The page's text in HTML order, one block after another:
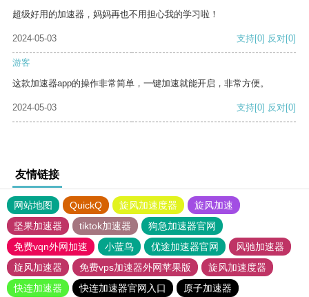
超级好用的加速器，妈妈再也不用担心我的学习啦！
2024-05-03 支持[0] 反对[0]
游客
这款加速器app的操作非常简单，一键加速就能开启，非常方便。
2024-05-03 支持[0] 反对[0]
友情链接
网站地图 QuickQ 旋风加速度器
旋风加速
坚果加速器
tiktok加速器
狗急加速器官网
免费vqn外网加速
小蓝鸟 优途加速器官网
风驰加速器
旋风加速器
免费vps加速器外网苹果版
旋风加速度器
快连加速器
快连加速器官网入口
原子加速器